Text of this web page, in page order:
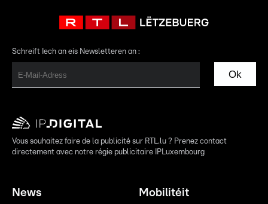
Schreift Iech an eis Newsletteren an :
Ok
Vous souhaitez faire de la publicité sur RTL.lu ? Prenez contact
directement avec notre régie publicitaire IPLuxembourg
News Mobilitéit